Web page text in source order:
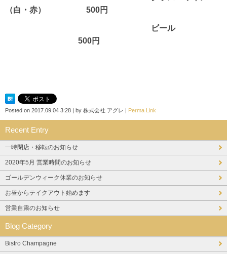
（白・赤） 500円
ビール
500円
Posted on 2017.09.04 3:28 | by 株式会社 アグレ | Perma Link
Recent Entry
一時閉店・移転のお知らせ
2020年5月 営業時間のお知らせ
ゴールデンウィーク休業のお知らせ
お昼からテイクアウト始めます
営業自粛のお知らせ
Blog Category
Bistro Champagne